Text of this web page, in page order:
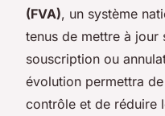
(FVA), un système
tenus de mettre à jour
souscription ou
évolution permettra
contrôle et de réduire